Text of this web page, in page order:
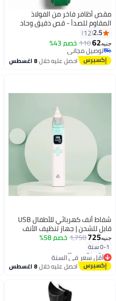
مقص أظافر فاخر من الفولاذ
المقاوم للصدأ - قص دقيق وحاد
لأظافر نظيفة وناعمة، لون أخضر
أنيق، تصميم متين للاستخدام
اليومي والسفر، مناسب للرجال
والنساء
2.5
12
جنيه62
110 خصم 43%
توصيل مجاني
توصيل مجانياحصل عليه خلال8 اغسطس
شفاط أنف كهربائي للأطفال USB
قابل للشحن | جهاز تنظيف الأنف
للرضع | 3 مستويات شفط | رؤوس
وموسيقى مهدئة | سهل التنظيف
جنيه725
1,750خصم 58%
0-1 سنة
أقل سعر في السنة
توصيل مجاني
أقل سعر في السنة
احصل عليه خلال8 اغسطس